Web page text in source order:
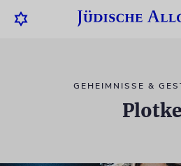
GEHEIMNISSE &